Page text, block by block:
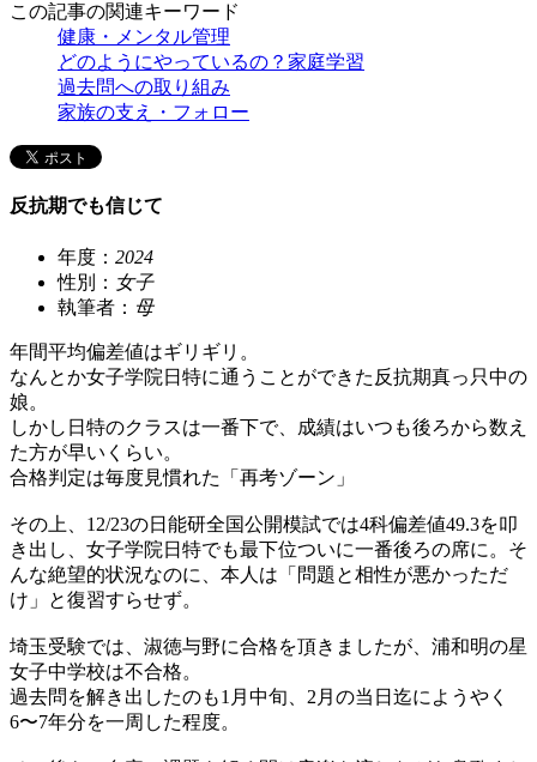
この記事の関連キーワード
健康・メンタル管理
どのようにやっているの？家庭学習
過去問への取り組み
家族の支え・フォロー
反抗期でも信じて
年度： 2024
性別： 女子
執筆者： 母
年間平均偏差値はギリギリ。
なんとか女子学院日特に通うことができた反抗期真っ只中の
娘。
しかし日特のクラスは一番下で、成績はいつも後ろから数え
た方が早いくらい。
合格判定は毎度見慣れた「再考ゾーン」
その上、12/23の日能研全国公開模試では4科偏差値49.3を叩
き出し、女子学院日特でも最下位ついに一番後ろの席に。そ
んな絶望的状況なのに、本人は「問題と相性が悪かっただ
け」と復習すらせず。
埼玉受験では、淑徳与野に合格を頂きましたが、浦和明の星
女子中学校は不合格。
過去問を解き出したのも1月中旬、2月の当日迄にようやく
6〜7年分を一周した程度。